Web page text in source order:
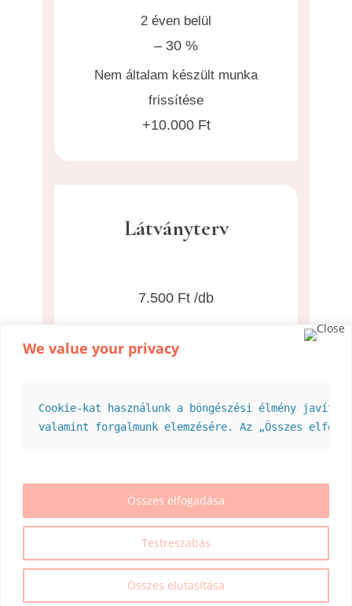
We value your privacy
Cookie-kat használunk a böngészési élmény
valamint forgalmunk elemzésére. Az „Összes
Testreszabás
Összes elutasítása
Összes elfogadása
2 éven belül
– 30 %
Nem általam készült munka
frissítése
+10.000 Ft
Látványterv
7.500 Ft /db